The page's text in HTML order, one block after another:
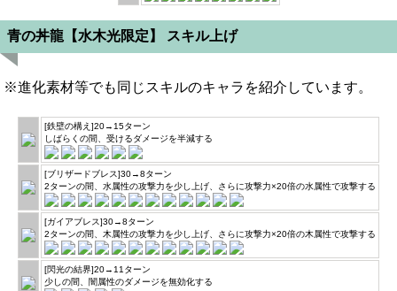
青の丼龍【水木光限定】 スキル上げ
※進化素材等でも同じスキルのキャラを紹介しています。
[鉄壁の構え]20→15ターン
しばらくの間、受けるダメージを半減する
[ブリザードブレス]30→8ターン
2ターンの間、水属性の攻撃力を少し上げ、さらに攻撃力×20倍の水属性で攻撃する
[ガイアブレス]30→8ターン
2ターンの間、木属性の攻撃力を少し上げ、さらに攻撃力×20倍の木属性で攻撃する
[閃光の結界]20→11ターン
少しの間、闇属性のダメージを無効化する